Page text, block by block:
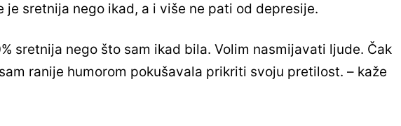
je sretnija nego ikad, a i više ne pati od depresije.
sretnija nego što sam ikad bila. Volim nasmijavati ljude. Čak
ranije humorom pokušavala prikriti svoju pretilost. – kaže